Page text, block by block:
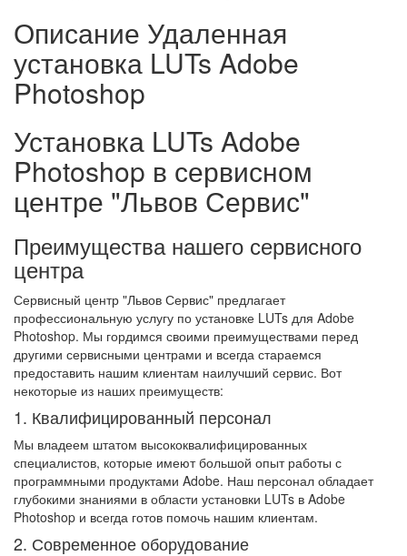
Описание Удаленная
установка LUTs Adobe
Photoshop
Установка LUTs Adobe
Photoshop в сервисном
центре "Львов Сервис"
Преимущества нашего сервисного
центра
Сервисный центр "Львов Сервис" предлагает
профессиональную услугу по установке LUTs для Adobe
Photoshop. Мы гордимся своими преимуществами перед
другими сервисными центрами и всегда стараемся
предоставить нашим клиентам наилучший сервис. Вот
некоторые из наших преимуществ:
1. Квалифицированный персонал
Мы владеем штатом высококвалифицированных
специалистов, которые имеют большой опыт работы с
программными продуктами Adobe. Наш персонал обладает
глубокими знаниями в области установки LUTs в Adobe
Photoshop и всегда готов помочь нашим клиентам.
2. Современное оборудование